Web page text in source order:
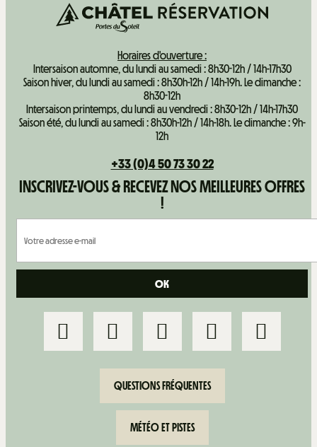
Horaires d'ouverture :
Intersaison automne, du lundi au samedi : 8h30-12h / 14h-17h30
Saison hiver, du lundi au samedi : 8h30h-12h / 14h-19h. Le dimanche :
8h30-12h
Intersaison printemps, du lundi au vendredi : 8h30-12h / 14h-17h30
Saison été, du lundi au samedi : 8h30h-12h / 14h-18h. Le dimanche : 9h-
12h
+33 (0)4 50 73 30 22
INSCRIVEZ-VOUS & RECEVEZ NOS MEILLEURES OFFRES
!
QUESTIONS FRÉQUENTES
MÉTÉO ET PISTES